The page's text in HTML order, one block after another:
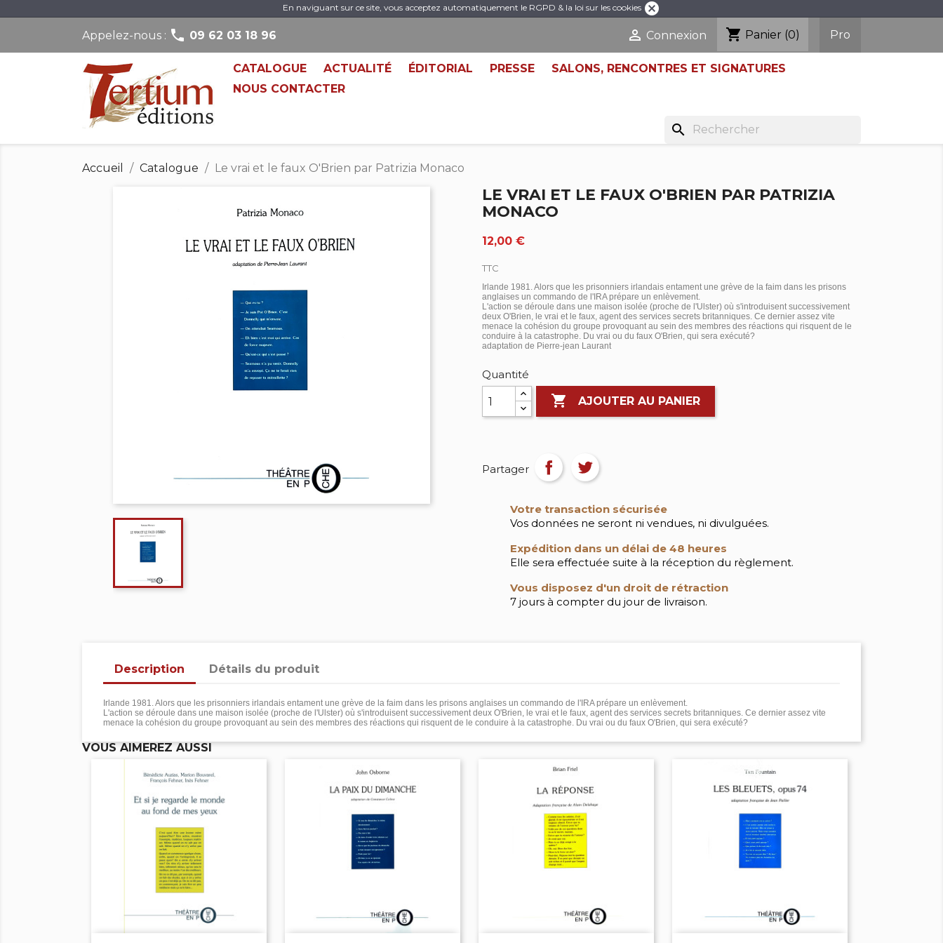
En naviguant sur ce site, vous acceptez automatiquement le RGPD & la loi sur les cookies cancel
Appelez-nous :  09 62 03 18 96  Connexion shopping_cart Panier (0) Pro
CATALOGUE ACTUALITÉ ÉDITORIAL PRESSE
SALONS, RENCONTRES ET SIGNATURES
NOUS CONTACTER
search
Accueil Catalogue Le vrai et le faux O'Brien par Patrizia Monaco
LE VRAI ET LE FAUX O'BRIEN PAR PATRIZIA
MONACO
12,00 €
TTC
Irlande 1981. Alors que les prisonniers irlandais entament une grève de la faim dans les prisons
anglaises un commando de l'IRA prépare un enlèvement.
L'action se déroule dans une maison isolée (proche de l'Ulster) où s'introduisent successivement
deux O'Brien, le vrai et le faux, agent des services secrets britanniques. Ce dernier assez vite
menace la cohésion du groupe provoquant au sein des membres des réactions qui risquent de le
conduire à la catastrophe. Du vrai ou du faux O'Brien, qui sera exécuté?
adaptation de Pierre-jean Laurant
Quantité
 AJOUTER AU PANIER
Partager
Votre transaction sécurisée
Vos données ne seront ni vendues, ni divulguées.
Expédition dans un délai de 48 heures
Elle sera effectuée suite à la réception du règlement.
Vous disposez d'un droit de rétraction
7 jours à compter du jour de livraison.
Description Détails du produit
Irlande 1981. Alors que les prisonniers irlandais entament une grève de la faim dans les prisons anglaises un commando de l'IRA prépare un enlèvement.
L'action se déroule dans une maison isolée (proche de l'Ulster) où s'introduisent successivement deux O'Brien, le vrai et le faux, agent des services secrets britanniques. Ce dernier assez vite
menace la cohésion du groupe provoquant au sein des membres des réactions qui risquent de le conduire à la catastrophe. Du vrai ou du faux O'Brien, qui sera exécuté?
VOUS AIMEREZ AUSSI